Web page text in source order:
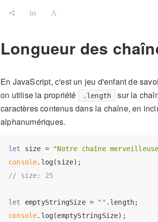
Longueur des
En JavaScript, c'est un jeu d'enfant de
on utilise la propriété
.length sur la
caractères contenus dans la chaîne, en
alphanumériques.
let size = "Notre chaîne
console
// size: 25
let emptyStringSize = ""
console